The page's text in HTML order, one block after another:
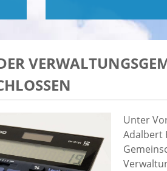
Unter
Adalbert